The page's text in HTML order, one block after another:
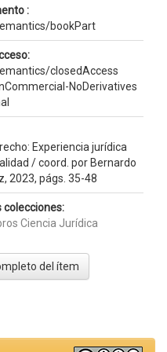
:
bookPart
closedAccess
NoDerivatives
Experiencia jurídica
/ coord. por Bernardo
2023, págs. 35-48
colecciones:
Ciencia Jurídica
del ítem